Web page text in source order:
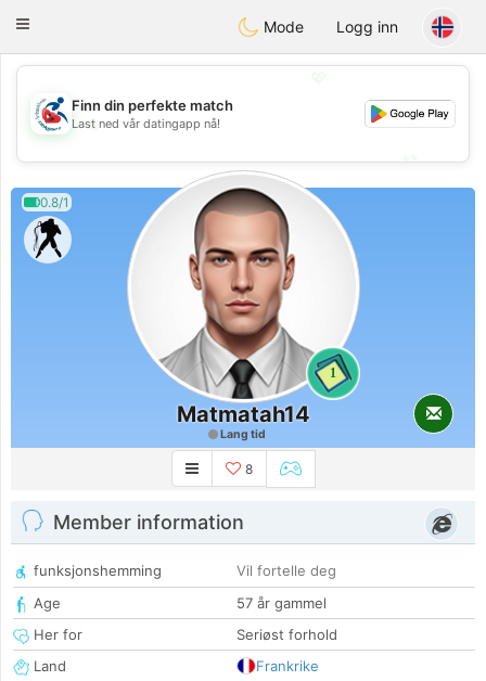
Handi Space
Toggle
Mode Logg inn
💖
💕
Finn din perfekte match
Last ned vår datingapp nå!
0.8/1
1
Matmatah14
Lang tid
8
Member information
funksjonshemming
Vil fortelle deg
Age
57 år gammel
Her for
Seriøst forhold
Land
Frankrike